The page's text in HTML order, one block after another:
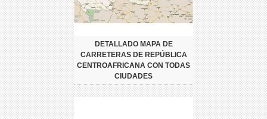
DETALLADO MAPA DE
CARRETERAS DE REPÚBLICA
CENTROAFRICANA CON TODAS
CIUDADES